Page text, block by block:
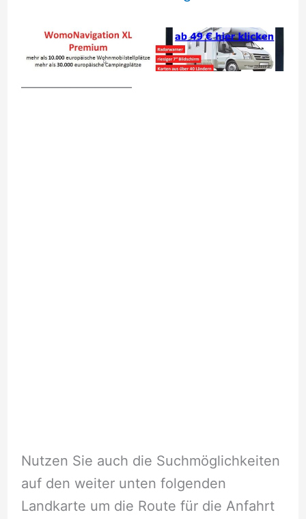
Nutzen Sie auch die Suchmöglichkeiten
auf den weiter unten folgenden
Landkarte um die Route für die Anfahrt